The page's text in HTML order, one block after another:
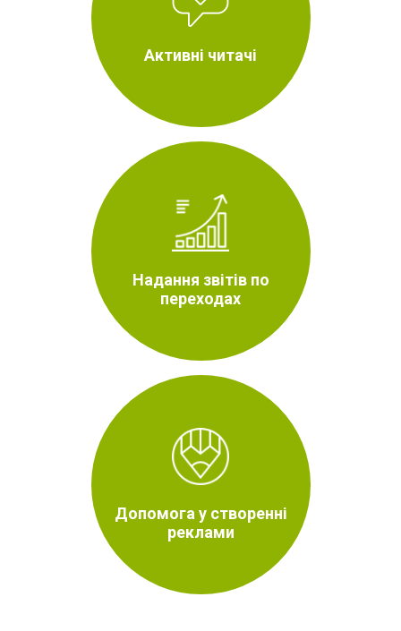
Активні читачі
Надання звітів по
переходах
Допомога у створенні
реклами